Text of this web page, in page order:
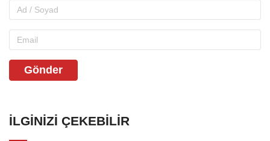
Gönder
İLGINIZI ÇEKEBILIR